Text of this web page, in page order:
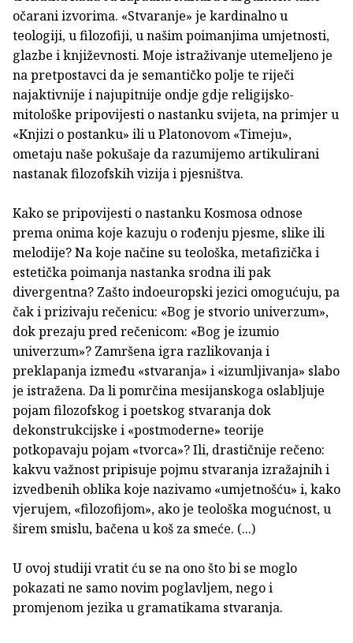
očarani izvorima. «Stvaranje» je kardinalno u
teologiji, u filozofiji, u našim poimanjima umjetnosti,
glazbe i književnosti. Moje istraživanje utemeljeno je
na pretpostavci da je semantičko polje te riječi
najaktivnije i najupitnije ondje gdje religijsko-
mitološke pripovijesti o nastanku svijeta, na primjer u
«Knjizi o postanku» ili u Platonovom «Timeju»,
ometaju naše pokušaje da razumijemo artikulirani
nastanak filozofskih vizija i pjesništva.
Kako se pripovijesti o nastanku Kosmosa odnose
prema onima koje kazuju o rođenju pjesme, slike ili
melodije? Na koje načine su teološka, metafizička i
estetička poimanja nastanka srodna ili pak
divergentna? Zašto indoeuropski jezici omogućuju, pa
čak i prizivaju rečenicu: «Bog je stvorio univerzum»,
dok prezaju pred rečenicom: «Bog je izumio
univerzum»? Zamršena igra razlikovanja i
preklapanja između «stvaranja» i «izumljivanja» slabo
je istražena. Da li pomrčina mesijanskoga oslabljuje
pojam filozofskog i poetskog stvaranja dok
dekonstrukcijske i «postmoderne» teorije
potkopavaju pojam «tvorca»? Ili, drastičnije rečeno:
kakvu važnost pripisuje pojmu stvaranja izražajnih i
izvedbenih oblika koje nazivamo «umjetnošću» i, kako
vjerujem, «filozofijom», ako je teološka mogućnost, u
širem smislu, bačena u koš za smeće. (...)
U ovoj studiji vratit ću se na ono što bi se moglo
pokazati ne samo novim poglavljem, nego i
promjenom jezika u gramatikama stvaranja.